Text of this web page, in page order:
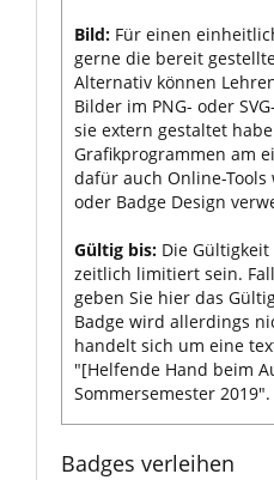
Bild: Für einen
gerne die bereit
Alternativ können
Bilder im PNG- oder
sie extern gestaltet
Grafikprogrammen am
dafür auch Online-Tools
oder Badge Design
Gültig bis: Die
zeitlich limitiert sein.
geben Sie hier das
Badge wird allerdings
handelt sich um eine
"[Helfende Hand beim
Sommersemester 2019".
Badges verleihen